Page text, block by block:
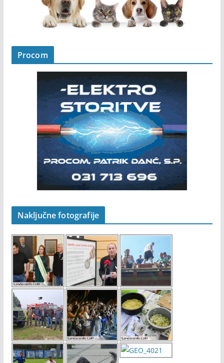
Procom
Naključne fotografije